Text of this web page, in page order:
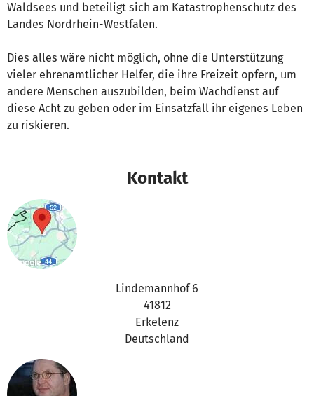
Waldsees und beteiligt sich am Katastrophenschutz des
Landes Nordrhein-Westfalen.
Dies alles wäre nicht möglich, ohne die Unterstützung
vieler ehrenamtlicher Helfer, die ihre Freizeit opfern, um
andere Menschen auszubilden, beim Wachdienst auf
diese Acht zu geben oder im Einsatzfall ihr eigenes Leben
zu riskieren.
Kontakt
Lindemannhof 6
41812
Erkelenz
Deutschland